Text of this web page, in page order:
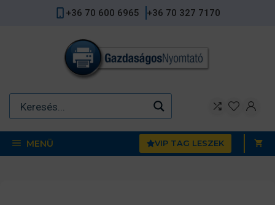
+36 70 600 6965 +36 70 327 7170
MENÜ VIP TAG LESZEK